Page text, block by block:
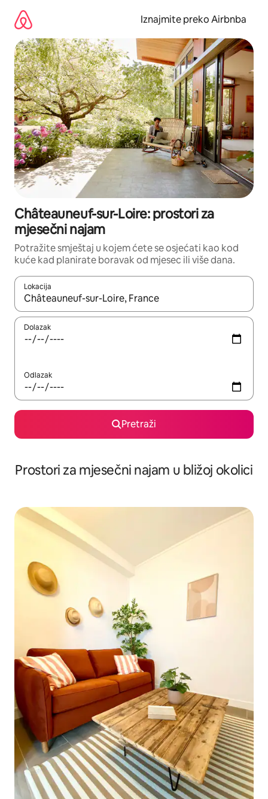
sadržaj
Iznajmite preko Airbnba
Châteauneuf-sur-Loire: prostori za
mjesečni najam
Potražite smještaj u kojem ćete se osjećati kao kod
kuće kad planirate boravak od mjesec ili više dana.
Lokacija
Kada budu dostupni rezultati, moći ćete ih pregledati
Dolazak
Odlazak
Pretraži
Prostori za mjesečni najam u bližoj okolici